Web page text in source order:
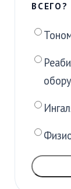
ВСЕГО?